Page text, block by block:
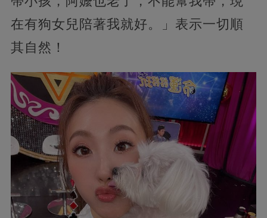
在有狗女兒陪著我就好。」表示一切順
其自然！